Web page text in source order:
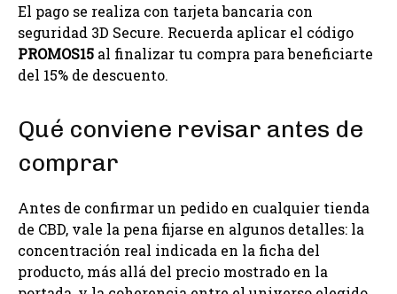
El pago se realiza con tarjeta bancaria con
seguridad 3D Secure. Recuerda aplicar el código
PROMOS15 al finalizar tu compra para beneficiarte
del 15% de descuento.
Qué conviene revisar antes de
comprar
Antes de confirmar un pedido en cualquier tienda
de CBD, vale la pena fijarse en algunos detalles: la
concentración real indicada en la ficha del
producto, más allá del precio mostrado en la